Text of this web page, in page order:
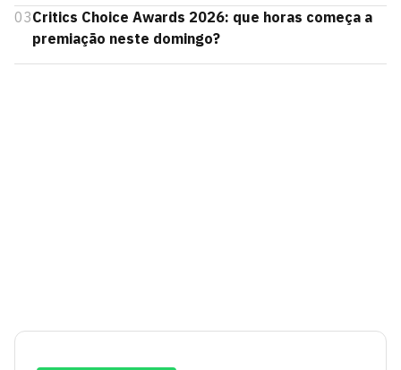
03Critics Choice Awards 2026: que horas começa a
premiação neste domingo?